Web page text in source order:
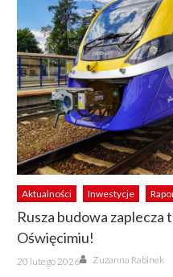
Aktualności Inwestycje
Rusza budowa
Oświęcimiu!
Posted
on
20 lutego 2026 Author
Zuzanna Rabinek